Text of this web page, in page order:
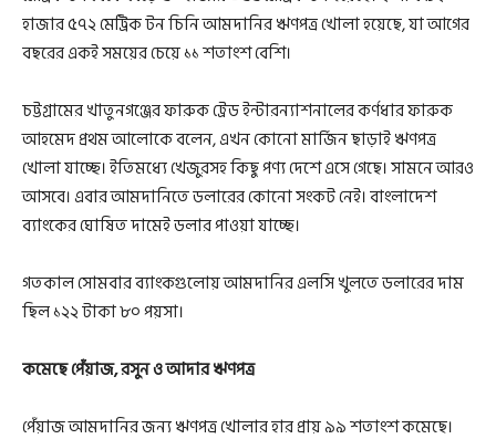
হাজার ৫৭২ মেট্রিক টন চিনি আমদানির ঋণপত্র খোলা হয়েছে, যা আগের
বছরের একই সময়ের চেয়ে ১১ শতাংশ বেশি।
চট্টগ্রামের খাতুনগঞ্জের ফারুক ট্রেড ইন্টারন্যাশনালের কর্ণধার ফারুক
আহমেদ প্রথম আলোকে বলেন, এখন কোনো মার্জিন ছাড়াই ঋণপত্র
খোলা যাচ্ছে। ইতিমধ্যে খেজুরসহ কিছু পণ্য দেশে এসে গেছে। সামনে আরও
আসবে। এবার আমদানিতে ডলারের কোনো সংকট নেই। বাংলাদেশ
ব্যাংকের ঘোষিত দামেই ডলার পাওয়া যাচ্ছে।
গতকাল সোমবার ব্যাংকগুলোয় আমদানির এলসি খুলতে ডলারের দাম
ছিল ১২২ টাকা ৮০ পয়সা।
কমেছে পেঁয়াজ, রসুন ও আদার ঋণপত্র
পেঁয়াজ আমদানির জন্য ঋণপত্র খোলার হার প্রায় ৯৯ শতাংশ কমেছে।